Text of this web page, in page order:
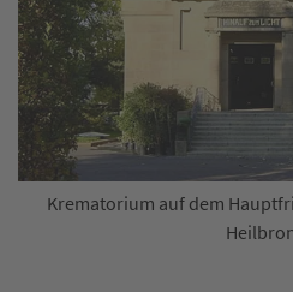
Krematorium auf dem